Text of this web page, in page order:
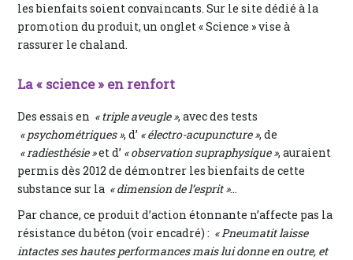
les bienfaits soient convaincants. Sur le site dédié à la
promotion du produit, un onglet « Science » vise à
rassurer le chaland.
La « science » en renfort
Des essais en « triple aveugle », avec des tests
« psychométriques », d’ « électro-acupuncture », de
« radiesthésie »et d’ « observation supraphysique », auraient
permis dès 2012 de démontrer les bienfaits de cette
substance sur la « dimension de l’esprit »…
Par chance, ce produit d’action étonnante n’affecte pas la
résistance du béton (voir encadré) : « Pneumatit laisse
intactes ses hautes performances mais lui donne en outre, et